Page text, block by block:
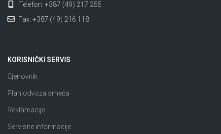
Telefon: +387 (49) 217 255
Fax: +387 (49) 216 118
KORISNIČKI SERVIS
Cjenovnik
Plan odvoza smeća
Reklamacije
Servisne informacije